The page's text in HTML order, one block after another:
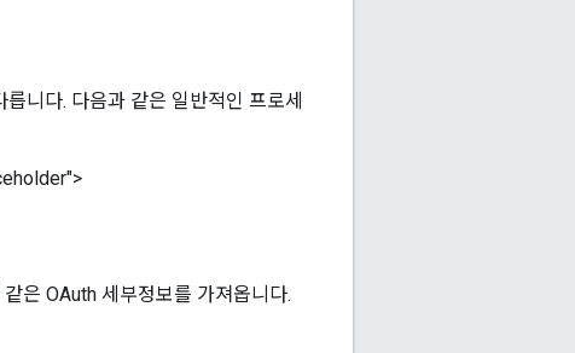
니다. 다음과 같은 일반적인 프로세
은 OAuth 세부정보를 가져옵니다.